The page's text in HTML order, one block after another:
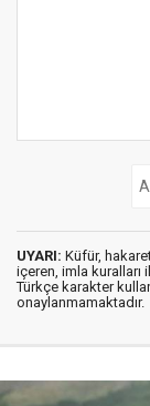
UYARI: Küfür,
içeren, imla kuralları
Türkçe karakter
onaylanmamaktadır.